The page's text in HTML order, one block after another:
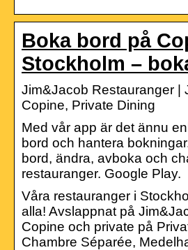
Boka bord på
Stockholm –
Jim&Jacob Restauranger |
Copine, Private Dining
Med vår app är det ännu
bord och hantera
bord, ändra, avboka och
restauranger. Google Play.
Våra restauranger i
alla! Avslappnat på
Copine och private på
Chambre Séparée,